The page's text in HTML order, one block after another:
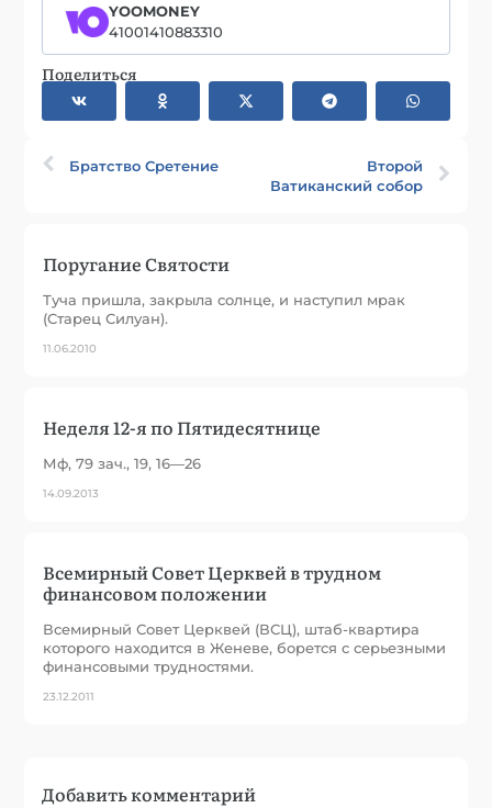
YOOMONEY
41001410883310
Поделиться
Братство Сретение
Второй
Ватиканский собор
Поругание Святости
Туча пришла, закрыла солнце, и наступил мрак
(Старец Силуан).
11.06.2010
Неделя 12-я по Пятидесятнице
Мф, 79 зач., 19, 16—26
14.09.2013
Всемирный Совет Церквей в трудном
финансовом положении
Всемирный Совет Церквей (ВСЦ), штаб-квартира
которого находится в Женеве, борется с серьезными
финансовыми трудностями.
23.12.2011
Добавить комментарий